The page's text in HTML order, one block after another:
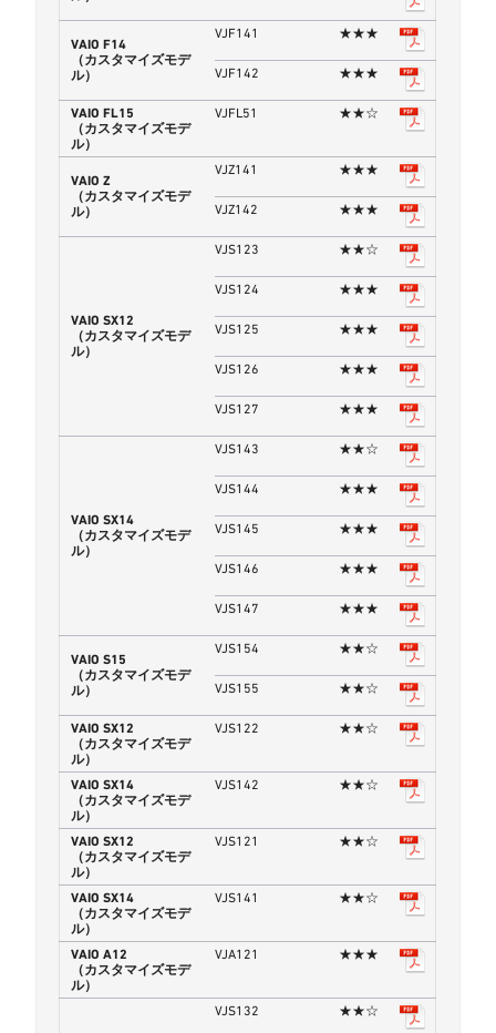
VAIO F14
（カスタマイズモデ
ル）
VJF141 ★★★
VJF142 ★★★
VAIO FL15
（カスタマイズモデ
ル）
VJFL51 ★★☆
VAIO Z
（カスタマイズモデ
ル）
VJZ141 ★★★
VJZ142 ★★★
VAIO SX12
（カスタマイズモデ
ル）
VJS123 ★★☆
VJS124 ★★★
VJS125 ★★★
VJS126 ★★★
VJS127 ★★★
VAIO SX14
（カスタマイズモデ
ル）
VJS143 ★★☆
VJS144 ★★★
VJS145 ★★★
VJS146 ★★★
VJS147 ★★★
VAIO S15
（カスタマイズモデ
ル）
VJS154 ★★☆
VJS155 ★★☆
VAIO SX12
（カスタマイズモデ
ル）
VJS122 ★★☆
VAIO SX14
（カスタマイズモデ
ル）
VJS142 ★★☆
VAIO SX12
（カスタマイズモデ
ル）
VJS121 ★★☆
VAIO SX14
（カスタマイズモデ
ル）
VJS141 ★★☆
VAIO A12
（カスタマイズモデ
ル）
VJA121 ★★★
VJS132 ★★☆